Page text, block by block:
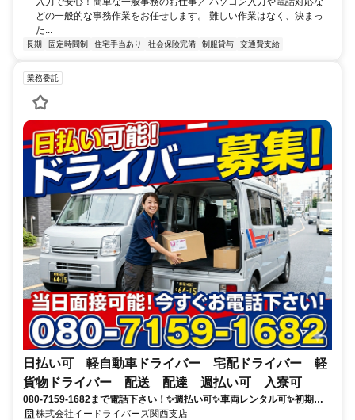
どの一般的な事務作業をお任せします。 難しい作業はなく、決まっ
た...
長期 固定時間制 住宅手当あり 社会保険完備 制服貸与 交通費支給
業務委託
日払い可 軽自動車ドライバー 宅配ドライバー 軽
貨物ドライバー 配送 配達 週払い可 入寮可
080-7159-1682まで電話下さい！✨週払い可✨車両レンタル可✨初期費
用0円✨正社員登用あり✨充実研修✨未経験可✨業務委託✨荷量安定✨日
株式会社イードライバーズ関西支店